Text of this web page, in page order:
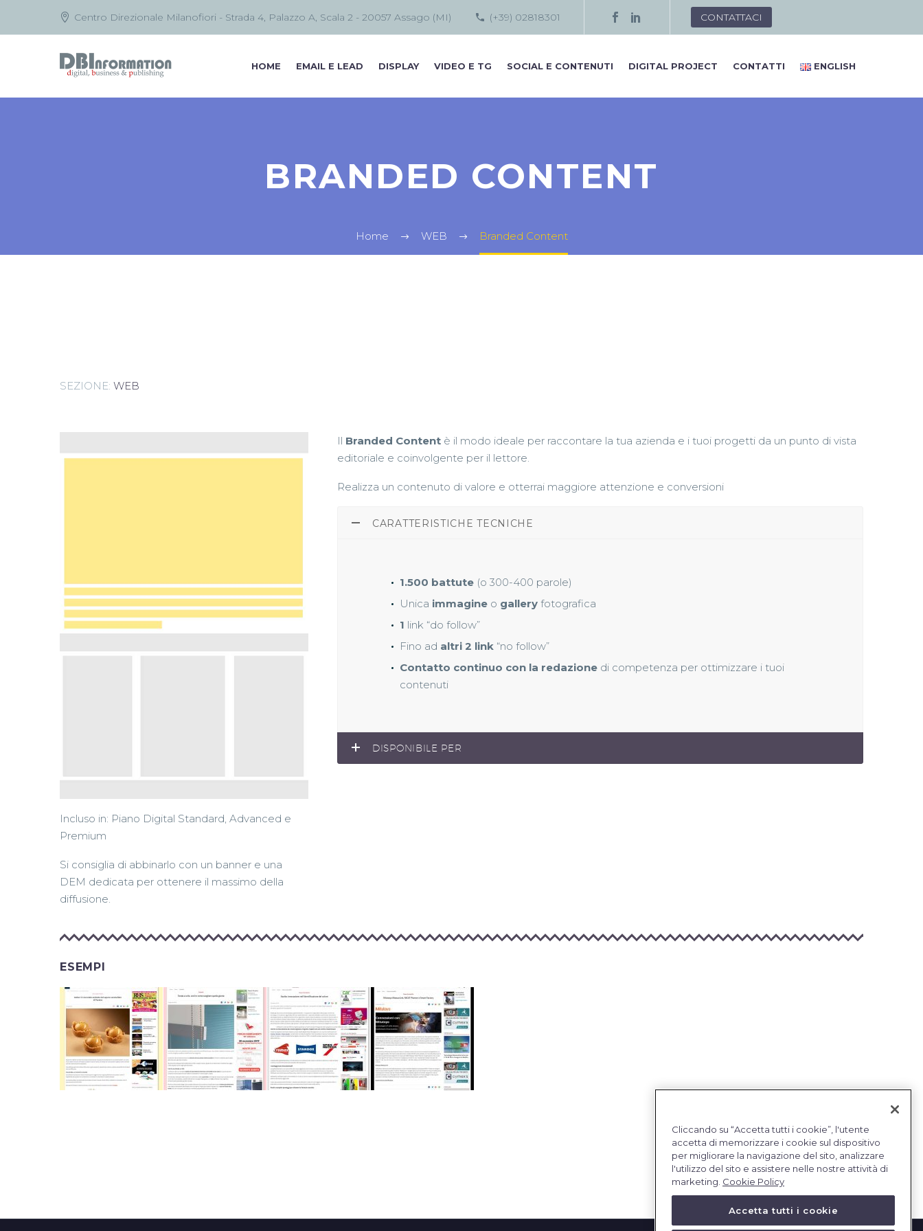
Centro Direzionale Milanofiori - Strada 4, Palazzo A, Scala 2 - 20057 Assago (MI) (+39) 02818301 CONTATTACI
HOME EMAIL E LEAD DISPLAY VIDEO E TG SOCIAL E CONTENUTI DIGITAL PROJECT CONTATTI ENGLISH
BRANDED CONTENT
Home WEB Branded Content
SEZIONE: WEB
Incluso in: Piano Digital Standard, Advanced e
Premium
Si consiglia di abbinarlo con un banner e una
DEM dedicata per ottenere il massimo della
diffusione.
Il Branded Content è il modo ideale per raccontare la tua azienda e i tuoi progetti da un punto di vista
editoriale e coinvolgente per il lettore.
Realizza un contenuto di valore e otterrai maggiore attenzione e conversioni
CARATTERISTICHE TECNICHE
1.500 battute (o 300-400 parole)
Unica immagine o gallery fotografica
1 link “do follow”
Fino ad altri 2 link “no follow”
Contatto continuo con la redazione di competenza per ottimizzare i tuoi
contenuti
DISPONIBILE PER
ESEMPI
Cliccando su “Accetta tutti i cookie”, l'utente
accetta di memorizzare i cookie sul dispositivo
per migliorare la navigazione del sito, analizzare
l'utilizzo del sito e assistere nelle nostre attività di
marketing. Cookie Policy
Accetta tutti i cookie